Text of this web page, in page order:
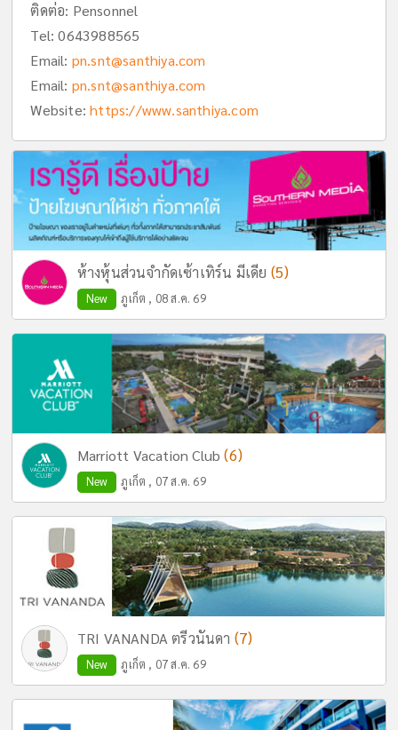
ติดต่อ: Pensonnel
Tel:0643988565
Email: pn.snt@santhiya.com
Email: pn.snt@santhiya.com
Website:https://www.santhiya.com
ห้างหุ้นส่วนจำกัดเซ้าเทิร์น มีเดีย (5)
New ภูเก็ต , 08 ส.ค. 69
Marriott Vacation Club(6)
New ภูเก็ต , 07 ส.ค. 69
TRI VANANDA ตรีวนันดา (7)
New ภูเก็ต , 07 ส.ค. 69